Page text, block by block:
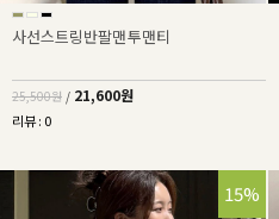
사선스트링반팔맨투맨티
25,500원 / 21,600원
리뷰 : 0
15%